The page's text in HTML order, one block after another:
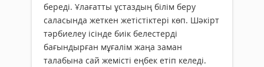
береді. Ұлағатты ұстаздың білім беру
саласында жеткен жетістіктері көп. Шәкірт
тәрбиелеу ісінде биік белестерді
бағындырған мұғалім жаңа заман
талабына сай жемісті еңбек етіп келеді.